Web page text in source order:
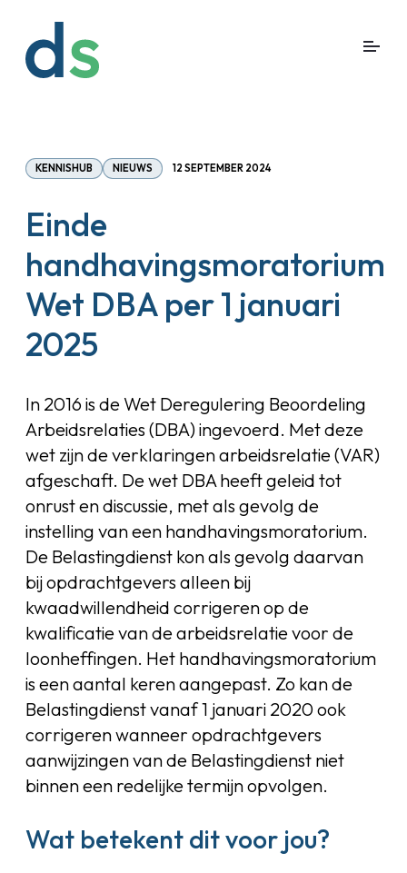
KENNISHUB NIEUWS 12 SEPTEMBER 2024
Einde
handhavingsmoratorium
Wet DBA per 1 januari
2025
In 2016 is de Wet Deregulering Beoordeling
Arbeidsrelaties (DBA) ingevoerd. Met deze
wet zijn de verklaringen arbeidsrelatie (VAR)
afgeschaft. De wet DBA heeft geleid tot
onrust en discussie, met als gevolg de
instelling van een handhavingsmoratorium.
De Belastingdienst kon als gevolg daarvan
bij opdrachtgevers alleen bij
kwaadwillendheid corrigeren op de
kwalificatie van de arbeidsrelatie voor de
loonheffingen. Het handhavingsmoratorium
is een aantal keren aangepast. Zo kan de
Belastingdienst vanaf 1 januari 2020 ook
corrigeren wanneer opdrachtgevers
aanwijzingen van de Belastingdienst niet
binnen een redelijke termijn opvolgen.
Wat betekent dit voor jou?